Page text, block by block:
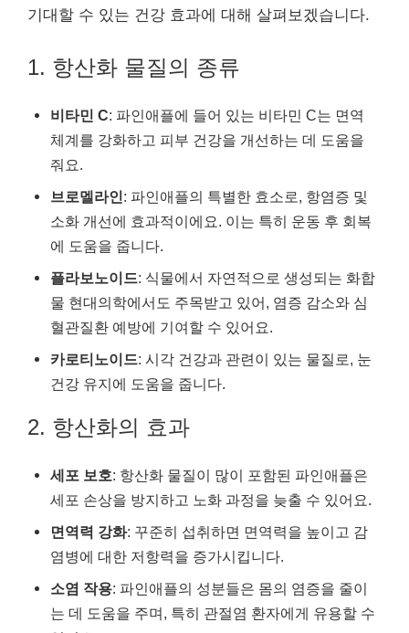
기대할 수 있는 건강 효과에 대해 살펴보겠습니다.
1. 항산화 물질의 종류
비타민 C: 파인애플에 들어 있는 비타민 C는 면역
체계를 강화하고 피부 건강을 개선하는 데 도움을
줘요.
브로멜라인: 파인애플의 특별한 효소로, 항염증 및
소화 개선에 효과적이에요. 이는 특히 운동 후 회복
에 도움을 줍니다.
플라보노이드: 식물에서 자연적으로 생성되는 화합
물 현대의학에서도 주목받고 있어, 염증 감소와 심
혈관질환 예방에 기여할 수 있어요.
카로티노이드: 시각 건강과 관련이 있는 물질로, 눈
건강 유지에 도움을 줍니다.
2. 항산화의 효과
세포 보호: 항산화 물질이 많이 포함된 파인애플은
세포 손상을 방지하고 노화 과정을 늦출 수 있어요.
면역력 강화: 꾸준히 섭취하면 면역력을 높이고 감
염병에 대한 저항력을 증가시킵니다.
소염 작용: 파인애플의 성분들은 몸의 염증을 줄이
는 데 도움을 주며, 특히 관절염 환자에게 유용할 수